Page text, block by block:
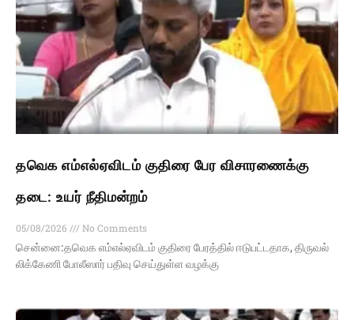
தவெக எம்எல்ஏவிடம் குதிரை பேர விசாரணைக்கு
தடை: உயர் நீதிமன்றம்
05/08/2026
No Comments
சென்னை:தவெக எம்​எல்​ஏ​விடம் குதிரை பேரத்​தில் ஈடு​பட்​ட​தாக, திரு​வல்​
லிக்​கேணி போலீ​ஸார் பதிவு செய்​துள்ள வழக்கு